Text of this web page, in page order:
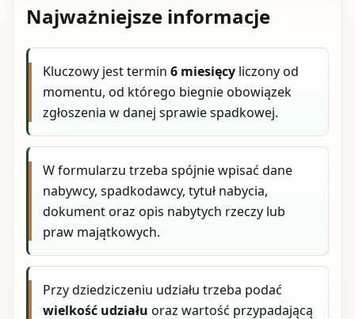
Najważniejsze informacje
Kluczowy jest termin6 miesięcy liczony od
momentu, od którego biegnie obowiązek
zgłoszenia w danej sprawie spadkowej.
W formularzu trzeba spójnie wpisać dane
nabywcy, spadkodawcy, tytuł nabycia,
dokument oraz opis nabytych rzeczy lub
praw majątkowych.
Przy dziedziczeniu udziału trzeba podać
wielkość udziału oraz wartość przypadającą